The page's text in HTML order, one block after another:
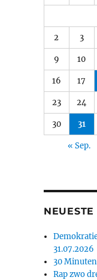
2 3
9 10
16 17
23 24
30 31
« Sep.
31.07.2026
30
Rap zwo